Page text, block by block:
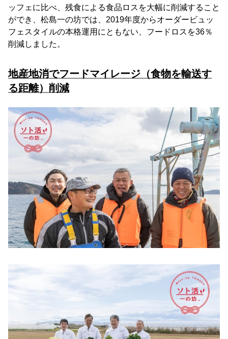
ッフェに比べ、残食による食品ロスを大幅に削減すること
ができ、松島一の坊では、2019年度からオーダービュッ
フェスタイルの本格運用にともない、フードロスを36％
削減しました。
地産地消でフードマイレージ（食物を輸送す
る距離）削減